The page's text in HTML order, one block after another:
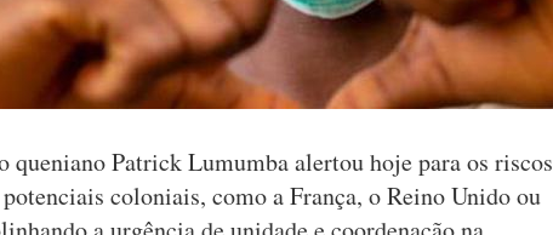
queniano Patrick Lumumba alertou hoje para os riscos
coloniais, como a França, o Reino Unido ou